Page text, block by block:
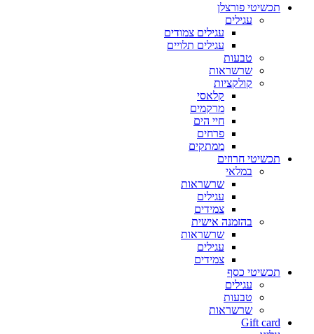
תכשיטי פורצלן
עגילים
עגילים צמודים
עגילים תלויים
טבעות
שרשראות
קולקציות
קלאסי
מרקמים
חיי הים
פרחים
ממתקים
תכשיטי חרוזים
במלאי
שרשראות
עגילים
צמידים
בהזמנה אישית
שרשראות
עגילים
צמידים
תכשיטי כסף
עגילים
טבעות
שרשראות
Gift card